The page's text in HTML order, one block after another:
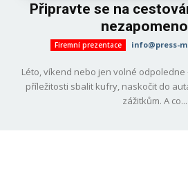
Připravte se na
Firemní prezentace info@press-
Léto, víkend nebo jen volné odpoledne
příležitosti sbalit kufry, naskočit do
zážitkům. A co...